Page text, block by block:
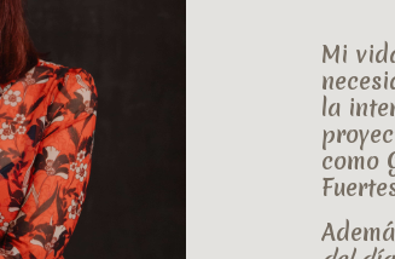
Mi
la
como